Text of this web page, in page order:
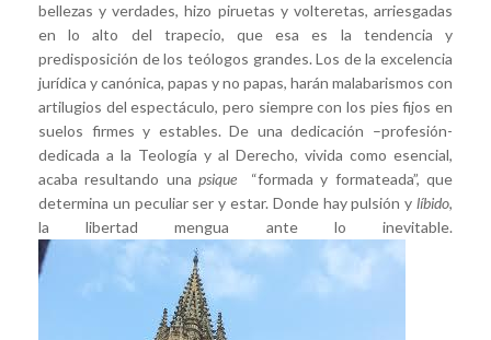
bellezas y verdades, hizo piruetas y volteretas, arriesgadas
en lo alto del trapecio, que esa es la tendencia y
predisposición de los teólogos grandes. Los de la excelencia
jurídica y canónica, papas y no papas, harán malabarismos con
artilugios del espectáculo, pero siempre con los pies fijos en
suelos firmes y estables. De una dedicación –profesión-
dedicada a la Teología y al Derecho, vivida como esencial,
acaba resultando unapsique “formada y formateada”, que
determina un peculiar ser y estar. Donde hay pulsión y líbido,
la libertad mengua ante lo inevitable.